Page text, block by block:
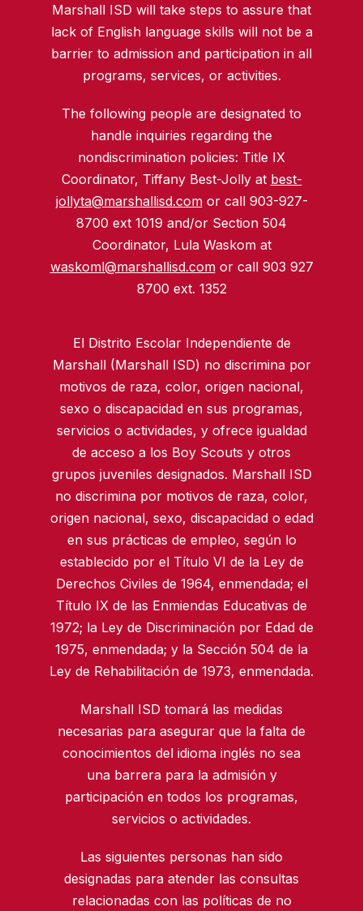
Marshall ISD will take steps to assure that
lack of English language skills will not be a
barrier to admission and participation in all
programs, services, or activities.
The following people are designated to
handle inquiries regarding the
nondiscrimination policies: Title IX
Coordinator, Tiffany Best-Jolly at best-
jollyta@marshallisd.comor call 903-927-
8700 ext 1019 and/or Section 504
Coordinator, Lula Waskom at
waskoml@marshallisd.comor call 903 927
8700 ext. 1352
El Distrito Escolar Independiente de
Marshall (Marshall ISD) no discrimina por
motivos de raza, color, origen nacional,
sexo o discapacidad en sus programas,
servicios o actividades, y ofrece igualdad
de acceso a los Boy Scouts y otros
grupos juveniles designados. Marshall ISD
no discrimina por motivos de raza, color,
origen nacional, sexo, discapacidad o edad
en sus prácticas de empleo, según lo
establecido por el Título VI de la Ley de
Derechos Civiles de 1964, enmendada; el
Título IX de las Enmiendas Educativas de
1972; la Ley de Discriminación por Edad de
1975, enmendada; y la Sección 504 de la
Ley de Rehabilitación de 1973, enmendada.
Marshall ISD tomará las medidas
necesarias para asegurar que la falta de
conocimientos del idioma inglés no sea
una barrera para la admisión y
participación en todos los programas,
servicios o actividades.
Las siguientes personas han sido
designadas para atender las consultas
relacionadas con las políticas de no